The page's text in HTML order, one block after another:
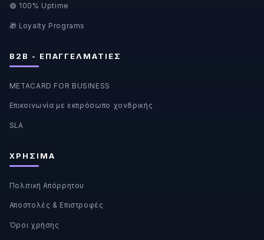
🟢 100% Uptime
🎁 Loyalty Programs
B2B - ΕΠΑΓΓΕΛΜΑΤΊΕΣ
METACARD FOR BUSINESS
Επικοινωνία με εκπρόσωπο χονδρικής
SLA
ΧΡΉΣΙΜΑ
Πολιτική Απόρρητου
Αποστολές & Επιστροφές
Όροι χρήσης